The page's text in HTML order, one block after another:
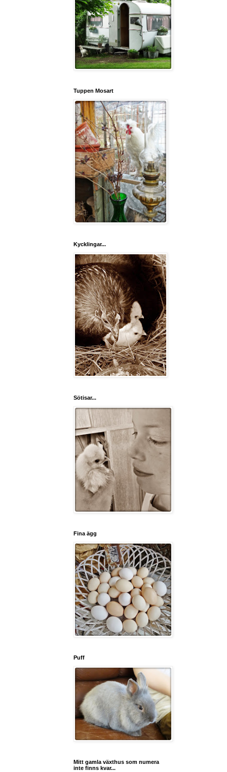
Tuppen Mosart
Kycklingar...
Sötisar...
Fina ägg
Puff
Mitt gamla växthus som numera
inte finns kvar...